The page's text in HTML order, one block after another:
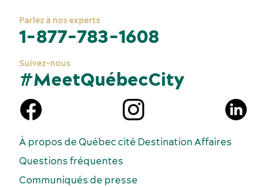
Parlez à nos experts
1-877-783-1608
Suivez-nous
#MeetQuébecCity
À propos de Québec cité Destination Affaires
Questions fréquentes
Communiqués de presse